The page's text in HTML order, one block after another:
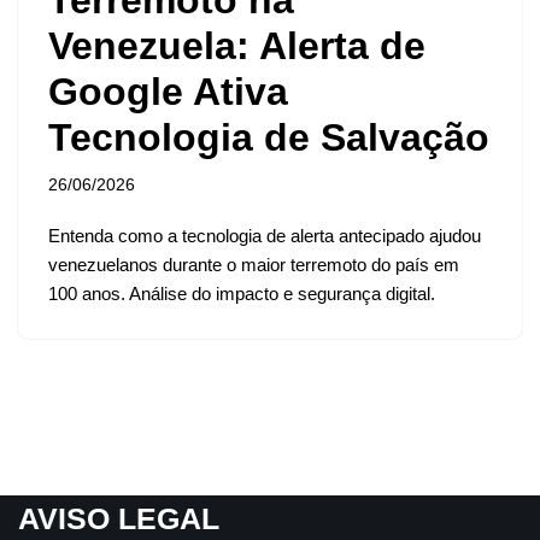
Venezuela: Alerta de
Google Ativa
Tecnologia de Salvação
26/06/2026
Entenda como a tecnologia de alerta antecipado ajudou
venezuelanos durante o maior terremoto do país em
100 anos. Análise do impacto e segurança digital.
AVISO LEGAL